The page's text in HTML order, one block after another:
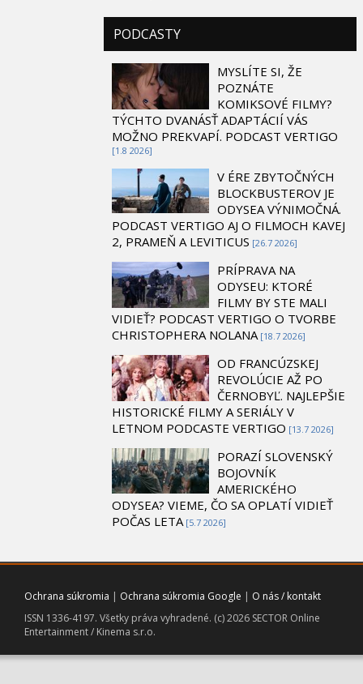
PODCASTY
MYSLÍTE SI, ŽE
POZNÁTE
KOMIKSOVÉ FILMY?
TÝCHTO DVANÁSŤ ADAPTÁCIÍ VÁS
MOŽNO PREKVAPÍ. PODCAST VERTIGO
[1.8 2026]
V ÉRE ZBYTOČNÝCH
BLOCKBUSTEROV JE
ODYSEA VÝNIMOČNÁ.
PODCAST VERTIGO AJ O FILMOCH KAVEJ
2, PRAMEŇ A LEVITICUS [26.7 2026]
PRÍPRAVA NA
ODYSEU: KTORÉ
FILMY BY STE MALI
VIDIEŤ? PODCAST VERTIGO O TVORBE
CHRISTOPHERA NOLANA [18.7 2026]
OD FRANCÚZSKEJ
REVOLÚCIE AŽ PO
ČERNOBYĽ. NAJLEPŠIE
HISTORICKÉ FILMY A SERIÁLY V
LETNOM PODCASTE VERTIGO [13.7 2026]
PORAZÍ SLOVENSKÝ
BOJOVNÍK
AMERICKÉHO
ODYSEA? VIEME, ČO SA OPLATÍ VIDIEŤ
POČAS LETA [5.7 2026]
Ochrana súkromia | Ochrana súkromia Google | O nás / kontakt
ISSN 1336-4197. Všetky práva vyhradené. (c) 2026 SECTOR Online
Entertainment / Kinema s.r.o.